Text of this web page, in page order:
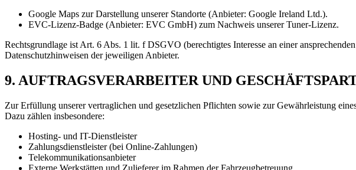
Google Maps zur Darstellung unserer Standorte (Anbieter: Google Ireland Ltd.).
EVC-Lizenz-Badge (Anbieter: EVC GmbH) zum Nachweis unserer Tuner-Lizenz.
Rechtsgrundlage ist Art. 6 Abs. 1 lit. f DSGVO (berechtigtes Interesse an einer
Datenschutzhinweisen der jeweiligen Anbieter.
9. AUFTRAGSVERARBEITER UND
Zur Erfüllung unserer vertraglichen und gesetzlichen Pflichten sowie zur Gewährleistung
Dazu zählen insbesondere:
Hosting- und IT-Dienstleister
Zahlungsdienstleister (bei Online-Zahlungen)
Telekommunikationsanbieter